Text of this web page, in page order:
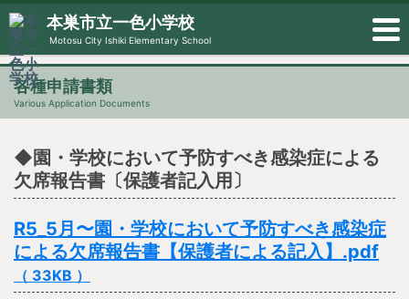
本巣市立一色小学校
Motosu City Ishiki Elementary School
各種申請書類
Various Application Documents
◆園・学校において予防すべき感染症による
欠席報告書〔保護者記入用〕
R5_5月〜園・学校において予防すべき感染症
による欠席報告書【保護者による記入】.pdf
（ 33KB ）